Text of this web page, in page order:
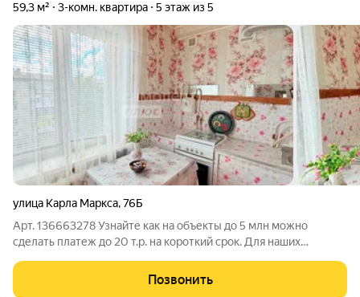
59,3 м² 3-комн. квартира 5 этаж из 5
улица Карла Маркса,76Б
Арт. 136663278 Узнайте как на объекты до 5 млн можно
сделать платеж до 20 т.р. на короткий срок. Для наших
Трёхкомнатная уютная квартира идеальный выбор для тех, кто
ценит комфорт и удобство! Просторная,
Позвонить